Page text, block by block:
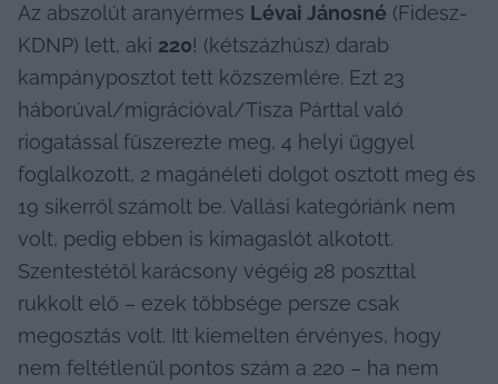
Az abszolút aranyérmes Lévai Jánosné (Fidesz-
KDNP) lett, aki 220! (kétszázhúsz) darab
kampányposztot tett közszemlére. Ezt 23
háborúval/migrációval/Tisza Párttal való
riogatással fűszerezte meg, 4 helyi üggyel
foglalkozott, 2 magánéleti dolgot osztott meg és
19 sikerről számolt be. Vallási kategóriánk nem
volt, pedig ebben is kimagaslót alkotott.
Szentestétől karácsony végéig 28 poszttal
rukkolt elő – ezek többsége persze csak
megosztás volt. Itt kiemelten érvényes, hogy
nem feltétlenül pontos szám a 220 – ha nem